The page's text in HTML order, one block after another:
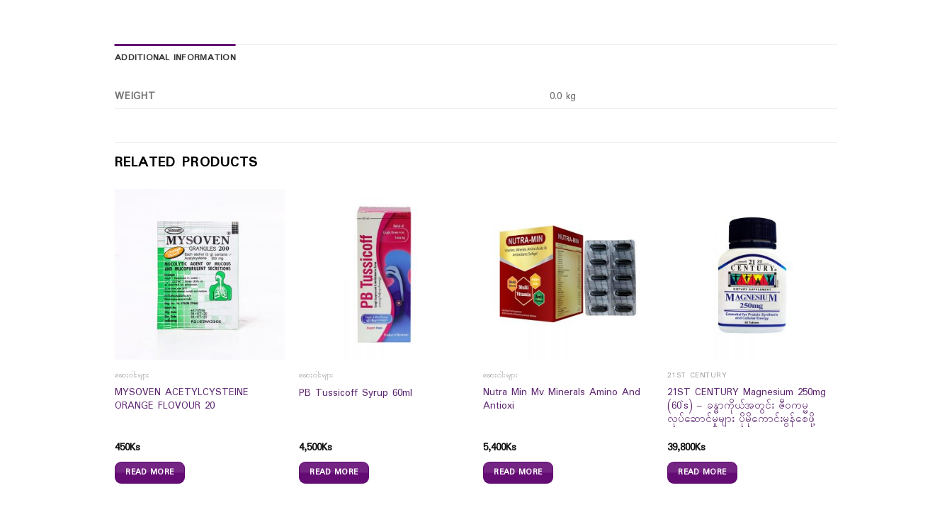
ADDITIONAL INFORMATION
WEIGHT 0.0 kg
RELATED PRODUCTS
ဆေးဝါးများ
MYSOVEN ACETYLCYSTEINE
ORANGE FLOVOUR 20
450Ks
READ MORE
ဆေးဝါးများ
PB Tussicoff Syrup 60ml
4,500Ks
READ MORE
ဆေးဝါးများ
Nutra Min Mv Minerals Amino And
Antioxi
5,400Ks
READ MORE
21ST CENTURY
21ST CENTURY Magnesium 250mg
(60`s) – ခန္ဓာကိုယ်အတွင်း ဇီဝကမ္မ
လုပ်ဆောင်မှုများ ပိုမိုကောင်းမွန်စေဖို့
39,800Ks
READ MORE